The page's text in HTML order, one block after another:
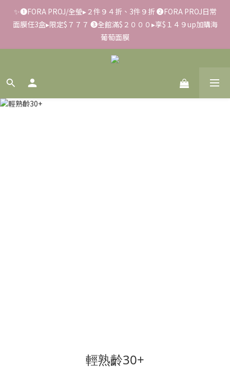
✨滿額好禮 ➊滿９９９贈▸彈力保濕面膜/盒 ➋滿１８８８贈▸蒸氣
熱敷眼罩/盒 ❸滿３３８８贈▸積雪草柔敏舒緩水凝霜EX/瓶
✨➊FORA PROJ/全瑩▸２件９４折、3件９折 ➋FORA PROJ日常
面膜任3盒▸限定$７７７ ➌全館滿$２０００▸享$１４９up加購海
葡萄面膜
📢【反詐騙聲明】LiKOO不會要求客戶提供銀行資料，或是操作
ATM，可致電02-6637-7373聯繫我們或是165反詐騙電話查證！
輕熟齡30+